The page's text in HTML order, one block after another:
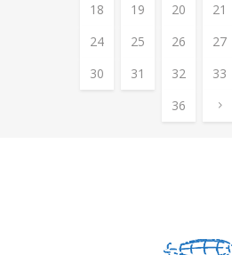
18
19 20 21
24
25 26 27
30
31 32 33
36